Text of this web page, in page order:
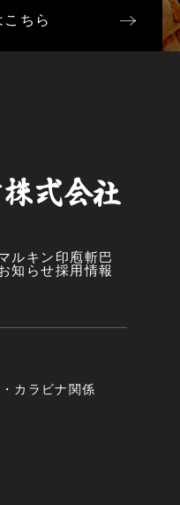
ちら
ルキン印 庖斬巴
知らせ採用情報
カラビナ関係